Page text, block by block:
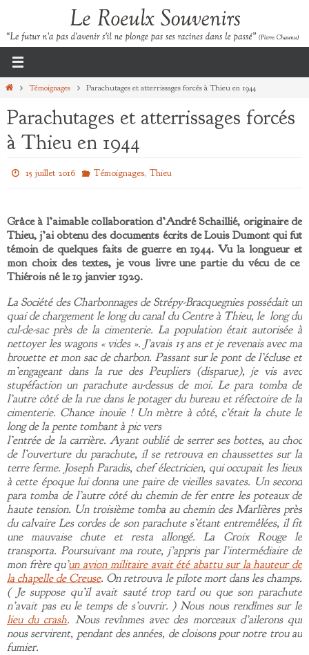
contenu
HomeTémoignages Parachutages et atterrissages forcés à Thieu en 1944
Parachutages et atterrissages forcés
à Thieu en 1944
15 juillet 2016 Témoignages,Thieu
Grâce à l’aimable collaboration d’André Schaillié, originaire de
Thieu, j’ai obtenu des documents écrits de Louis Dumont qui fut
témoin de quelques faits de guerre en 1944. Vu la longueur et
mon choix des textes, je vous livre une partie du vécu de ce
Thiérois né le 19 janvier 1929.
La Société des Charbonnages de Strépy-Bracquegnies possédait un
quai de chargement le long du canal du Centre à Thieu, le long du
cul-de-sac près de la cimenterie. La population était autorisée à
nettoyer les wagons « vides ». J’avais 15 ans et je revenais avec ma
brouette et mon sac de charbon. Passant sur le pont de l’écluse et
m’engageant dans la rue des Peupliers (disparue), je vis avec
stupéfaction un parachute au-dessus de moi. Le para tomba de
l’autre côté de la rue dans le potager du bureau et réfectoire de la
cimenterie. Chance inouïe ! Un mètre à côté, c’était la chute le
long de la pente tombant à pic vers
l’entrée de la carrière. Ayant oublié de serrer ses bottes, au choc
de l’ouverture du parachute, il se retrouva en chaussettes sur la
terre ferme. Joseph Paradis, chef électricien, qui occupait les lieux
à cette époque lui donna une paire de vieilles savates. Un second
para tomba de l’autre côté du chemin de fer entre les poteaux de
haute tension. Un troisième tomba au chemin des Marlières près
du calvaire Les cordes de son parachute s’étant entremêlées, il fit
une mauvaise chute et resta allongé. La Croix Rouge le
transporta. Poursuivant ma route, j’appris par l’intermédiaire de
mon frère qu’un avion militaire avait été abattu sur la hauteur de
la chapelle de Creuse. On retrouva le pilote mort dans les champs.
( Je suppose qu’il avait sauté trop tard ou que son parachute
n’avait pas eu le temps de s’ouvrir. ) Nous nous rendîmes sur le
lieu du crash. Nous revînmes avec des morceaux d’ailerons qui
nous servirent, pendant des années, de cloisons pour notre trou au
fumier.